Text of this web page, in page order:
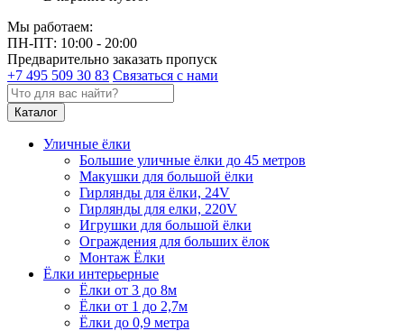
Мы работаем:
ПН-ПТ: 10:00 - 20:00
Предварительно заказать пропуск
+7 495 509 30 83 Связаться с нами
Каталог
Уличные ёлки
Большие уличные ёлки до 45 метров
Макушки для большой ёлки
Гирлянды для ёлки, 24V
Гирлянды для елки, 220V
Игрушки для большой ёлки
Ограждения для больших ёлок
Монтаж Ёлки
Ёлки интерьерные
Ёлки от 3 до 8м
Ёлки от 1 до 2,7м
Ёлки до 0,9 метра